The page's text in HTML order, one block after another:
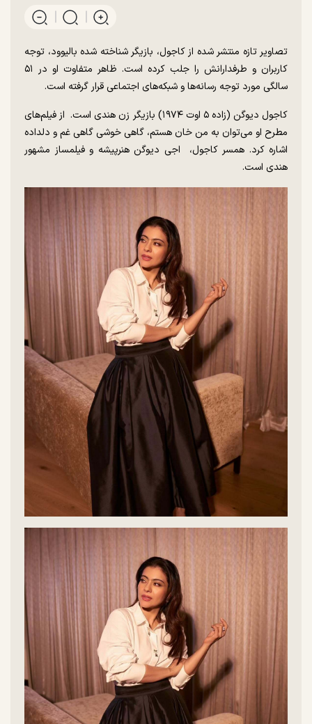
تصاویر تازه منتشر شده از کاجول، بازیگر شناخته شده بالیوود، توجه
کاربران و طرفدارانش را جلب کرده است. ظاهر متفاوت او در ۵۱
سالگی مورد توجه رسانه‌ها و شبکه‌های اجتماعی قرار گرفته است.
کاجول دیوگن (زاده ۵ اوت ۱۹۷۴) بازیگر زن هندی است. از فیلم‌های
مطرح او می‌توان به من خان هستم، گاهی خوشی گاهی غم و دلداده
اشاره کرد. همسر کاجول، اجی دیوگن هنرپیشه و فیلمساز مشهور
هندی است.